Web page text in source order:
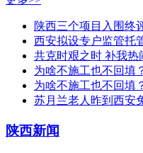
陕西三个项目入围终
西安拟设专户监管托
共克时艰之时 补我热
为啥不施工也不回填
为啥不施工也不回填
苏月兰老人昨到西安
陕西新闻